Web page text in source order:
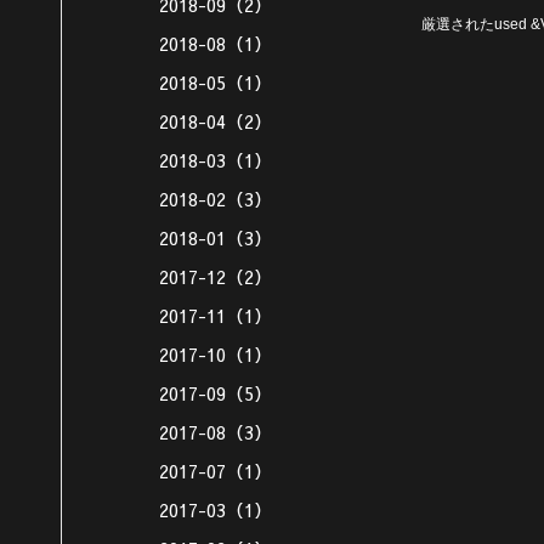
厳選されたused
2018-08（1）
2018-05（1）
2018-04（2）
2018-03（1）
2018-02（3）
2018-01（3）
2017-12（2）
2017-11（1）
2017-10（1）
2017-09（5）
2017-08（3）
2017-07（1）
2017-03（1）